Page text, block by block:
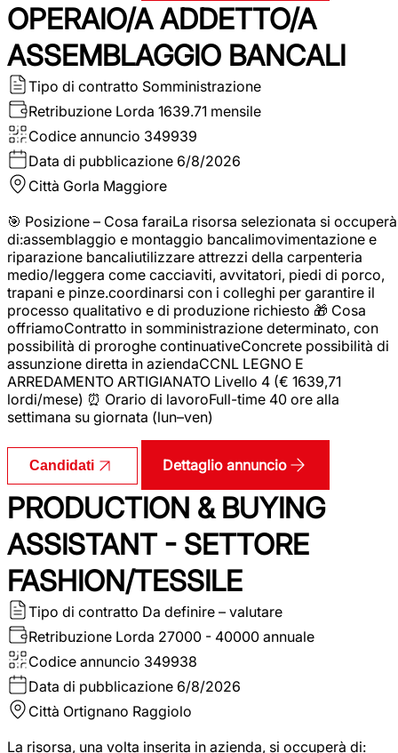
OPERAIO/A ADDETTO/A
ASSEMBLAGGIO BANCALI
Tipo di contratto Somministrazione
Retribuzione Lorda 1639.71 mensile
Codice annuncio 349939
Data di pubblicazione 6/8/2026
Città Gorla Maggiore
🎯 Posizione – Cosa faraiLa risorsa selezionata si occuperà
di:assemblaggio e montaggio bancalimovimentazione e
riparazione bancaliutilizzare attrezzi della carpenteria
medio/leggera come cacciaviti, avvitatori, piedi di porco,
trapani e pinze.coordinarsi con i colleghi per garantire il
processo qualitativo e di produzione richiesto 🎁 Cosa
offriamoContratto in somministrazione determinato, con
possibilità di proroghe continuativeConcrete possibilità di
assunzione diretta in aziendaCCNL LEGNO E
ARREDAMENTO ARTIGIANATO Livello 4 (€ 1639,71
lordi/mese) ⏰ Orario di lavoroFull-time 40 ore alla
settimana su giornata (lun–ven)
Candidati Dettaglio annuncio
PRODUCTION & BUYING
ASSISTANT - SETTORE
FASHION/TESSILE
Tipo di contratto Da definire – valutare
Retribuzione Lorda 27000 - 40000 annuale
Codice annuncio 349938
Data di pubblicazione 6/8/2026
Città Ortignano Raggiolo
La risorsa, una volta inserita in azienda, si occuperà di: